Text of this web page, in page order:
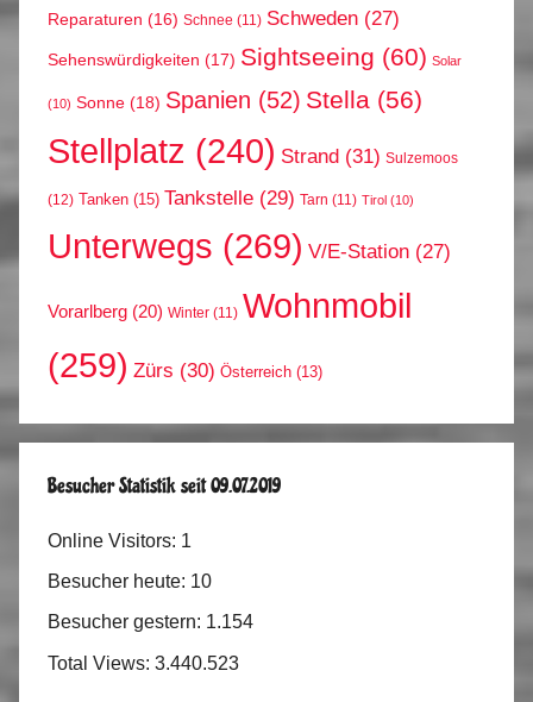
Reparaturen (16) Schnee (11) Schweden (27)
Sehenswürdigkeiten (17) Sightseeing (60) Solar
(10) Sonne (18) Spanien (52) Stella (56)
Stellplatz (240) Strand (31) Sulzemoos
(12) Tanken (15) Tankstelle (29) Tarn (11) Tirol (10)
Unterwegs (269) V/E-Station (27)
Vorarlberg (20) Winter (11) Wohnmobil
(259) Zürs (30) Österreich (13)
Besucher Statistik seit 09.07.2019
Online Visitors: 1
Besucher heute: 10
Besucher gestern: 1.154
Total Views: 3.440.523